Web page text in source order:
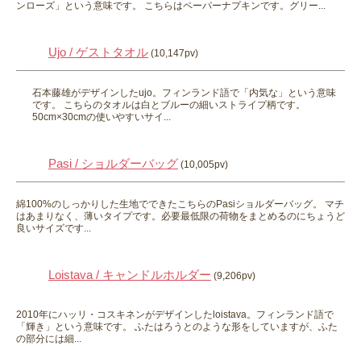
ンローズ」という意味です。 こちらはペーパーナプキンです。グリー...
Ujo / ゲストタオル (10,147pv)
石本藤雄がデザインしたujo。フィンランド語で「内気な」という意味
です。 こちらのタオルは白とブルーの細いストライプ柄です。
50cm×30cmの使いやすいサイ...
Pasi / ショルダーバッグ (10,005pv)
綿100%のしっかりした生地でできたこちらのPasiショルダーバッグ。 マチ
はあまりなく、薄いタイプです。必要最低限の荷物をまとめるのにちょうど
良いサイズです...
Loistava / キャンドルホルダー (9,206pv)
2010年にハッリ・コスキネンがデザインしたloistava。フィンランド語で
「輝き」という意味です。 ふたはろうとのような形をしていますが、ふた
の部分には細...